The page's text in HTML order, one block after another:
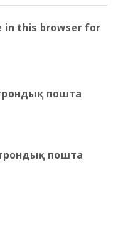
in this browser for
пошта
пошта